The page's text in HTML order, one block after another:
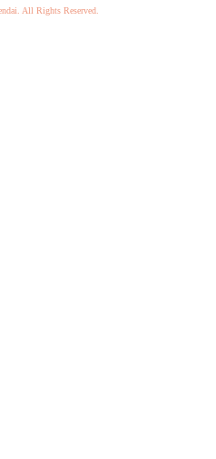
All Rights Reserved.